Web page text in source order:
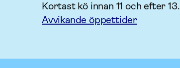
Kortast kö innan 11 och efter 13.
Avvikande öppettider